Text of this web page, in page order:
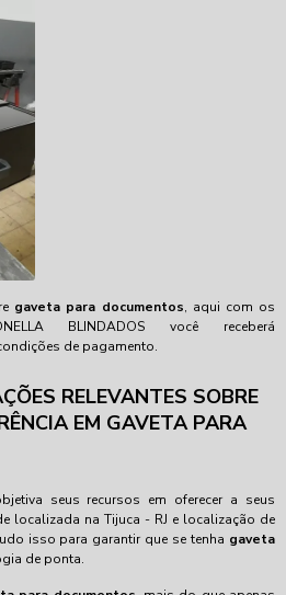
gaveta para documentos, aqui com os
BLINDADOS você receberá
de pagamento.
RELEVANTES SOBRE
EM GAVETA PARA
seus recursos em oferecer a seus
localizada na Tijuca - RJ e localização de
isso para garantir que se tenha gaveta
de ponta.